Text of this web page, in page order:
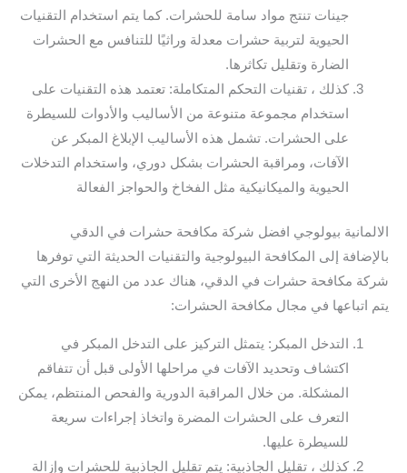
جينات تنتج مواد سامة للحشرات. كما يتم استخدام التقنيات
الحيوية لتربية حشرات معدلة وراثيًا للتنافس مع الحشرات
الضارة وتقليل تكاثرها.
كذلك ، تقنيات التحكم المتكاملة: تعتمد هذه التقنيات على
استخدام مجموعة متنوعة من الأساليب والأدوات للسيطرة
على الحشرات. تشمل هذه الأساليب الإبلاغ المبكر عن
الآفات، ومراقبة الحشرات بشكل دوري، واستخدام التدخلات
الحيوية والميكانيكية مثل الفخاخ والحواجز الفعالة
الالمانية بيولوجي افضل شركة مكافحة حشرات في الدقي
بالإضافة إلى المكافحة البيولوجية والتقنيات الحديثة التي توفرها
شركة مكافحة حشرات في الدقي، هناك عدد من النهج الأخرى التي
يتم اتباعها في مجال مكافحة الحشرات:
التدخل المبكر: يتمثل التركيز على التدخل المبكر في
اكتشاف وتحديد الآفات في مراحلها الأولى قبل أن تتفاقم
المشكلة. من خلال المراقبة الدورية والفحص المنتظم، يمكن
التعرف على الحشرات المضرة واتخاذ إجراءات سريعة
للسيطرة عليها.
كذلك ، تقليل الجاذبية: يتم تقليل الجاذبية للحشرات وإزالة